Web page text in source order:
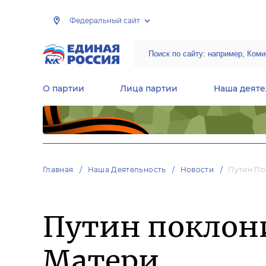
Федеральный сайт
О партии Лица партии Наша
Главная Наша Деятельность Новости Путин
Путин